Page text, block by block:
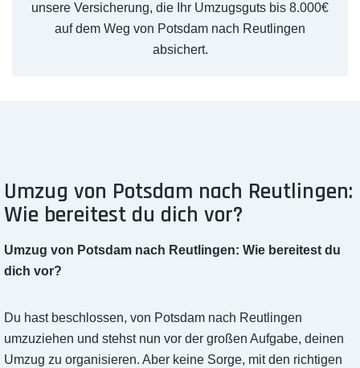
unsere Versicherung, die Ihr Umzugsguts bis 8.000€
auf dem Weg von Potsdam nach Reutlingen
absichert.
Umzug von Potsdam nach Reutlingen:
Wie bereitest du dich vor?
Umzug von Potsdam nach Reutlingen: Wie bereitest du
dich vor?
Du hast beschlossen, von Potsdam nach Reutlingen
umzuziehen und stehst nun vor der großen Aufgabe, deinen
Umzug zu organisieren. Aber keine Sorge, mit den richtigen